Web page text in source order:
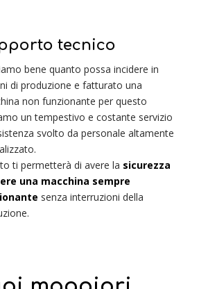
tecnico
bene quanto possa incidere in
di produzione e fatturato una
non funzionante per questo
un tempestivo e costante servizio
svolto da personale altamente
ti permetterà di avere la sicurezza
una macchina sempre
senza interruzioni della